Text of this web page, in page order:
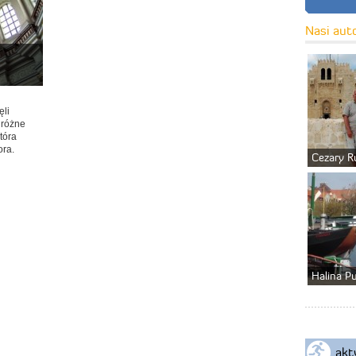
Nasi
Cezary
Halina